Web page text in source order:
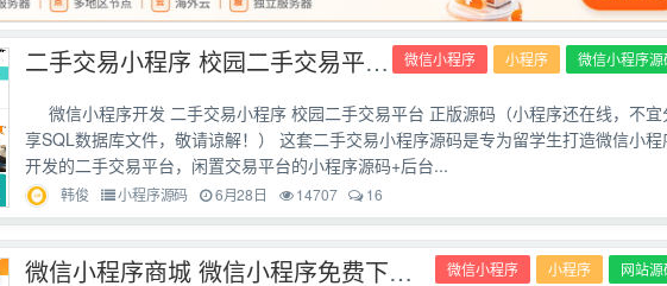
微信小程序 小程序 微信小程序源
二手交易小程序 校园二手交易平台 正版源码
微信小程序开发 二手交易小程序 校园二手交易平台 正版源码（小程序还在线，不宜
享SQL数据库文件，敬请谅解！） 这套二手交易小程序源码是专为留学生打造微信小程
开发的二手交易平台，闲置交易平台的小程序源码+后台...
韩俊 小程序源码 6月28日 14707 16
微信小程序 小程序 网站源
微信小程序商城 微信小程序免费下载源码